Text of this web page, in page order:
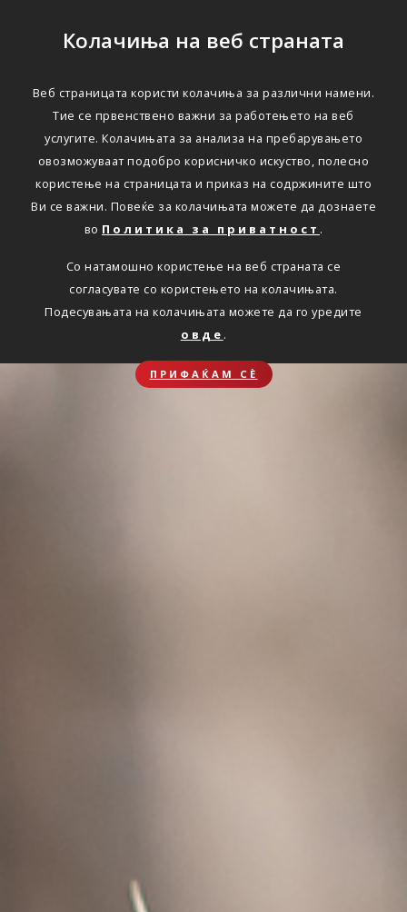
Колачиња на веб страната
Веб страницата користи колачиња за различни намени.
Тие се првенствено важни за работењето на веб
услугите. Колачињата за анализа на пребарувањето
овозможуваат подобро корисничко искуство, полесно
користење на страницата и приказ на содржините што
Ви се важни. Повеќе за колачињата можете да дознаете
во Политика за приватност .
Со натамошно користење на веб страната се
согласувате со користењето на колачињата.
Подесувањата на колачињата можете да го уредите
овде .
ПРИФАЌАМ СЀ